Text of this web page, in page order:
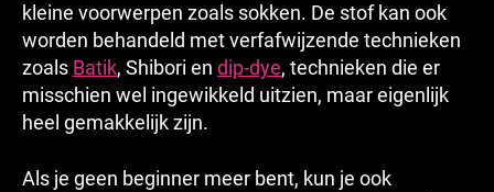
kleine voorwerpen zoals sokken. De stof kan ook
worden behandeld met verfafwijzende technieken
zoals Batik, Shibori en dip-dye, technieken die er
misschien wel ingewikkeld uitzien, maar eigenlijk
heel gemakkelijk zijn.
Als je geen beginner meer bent, kun je ook